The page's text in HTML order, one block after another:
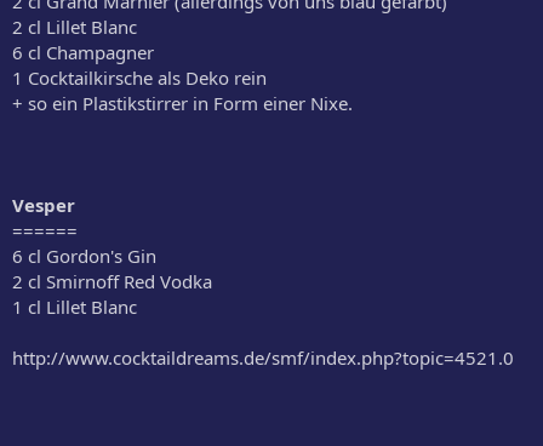
2 cl Lillet Blanc
6 cl Champagner
1 Cocktailkirsche als Deko rein
+ so ein Plastikstirrer in Form einer Nixe.
Vesper
======
6 cl Gordon's Gin
2 cl Smirnoff Red Vodka
1 cl Lillet Blanc
http://www.cocktaildreams.de/smf/index.php?topic=4521.0